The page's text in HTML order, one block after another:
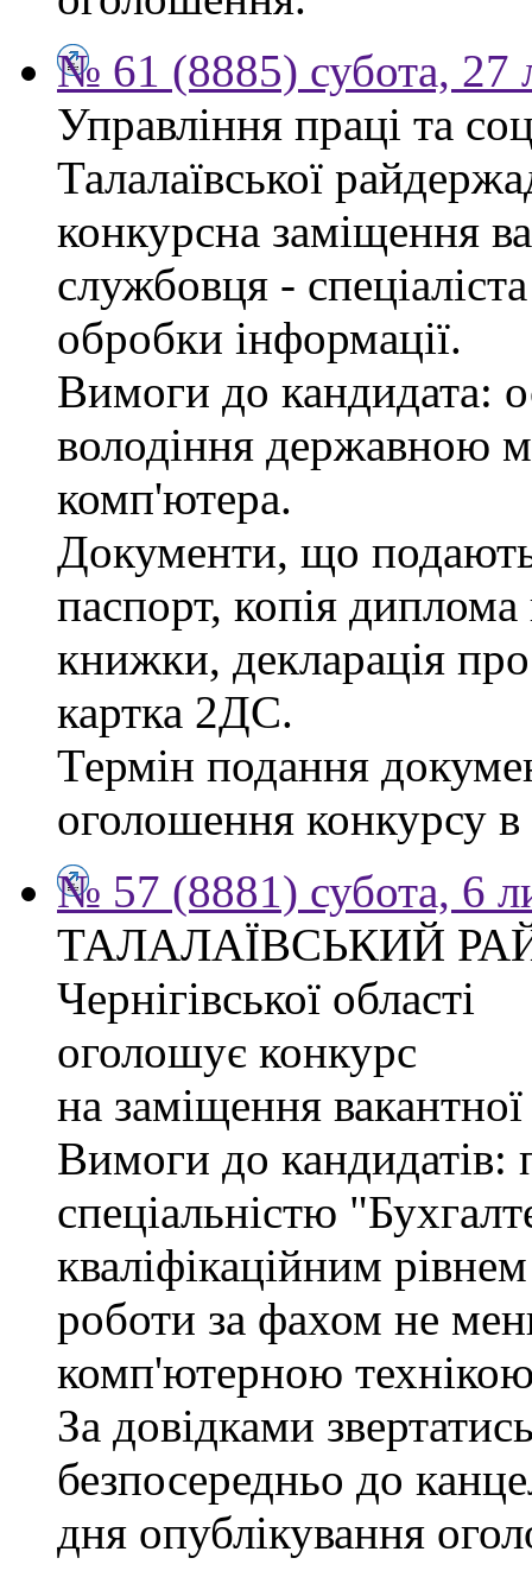
№ 61 (8885) субота, 27
Управління праці та
Талалаївської
конкурсна заміщення
службовця -
обробки інформації.
Вимоги до кандидата:
володіння державною
комп'ютера.
Документи, що
паспорт, копія диплома
книжки, декларація
картка 2ДС.
Термін подання
оголошення конкурсу в
№ 57 (8881) субота, 6
ТАЛАЛАЇВСЬКИЙ
Чернігівської області
оголошує конкурс
на заміщення
Вимоги до кандидатів:
спеціальністю
кваліфікаційним
роботи за фахом не
комп'ютерною
За довідками
безпосередньо до
дня опублікування